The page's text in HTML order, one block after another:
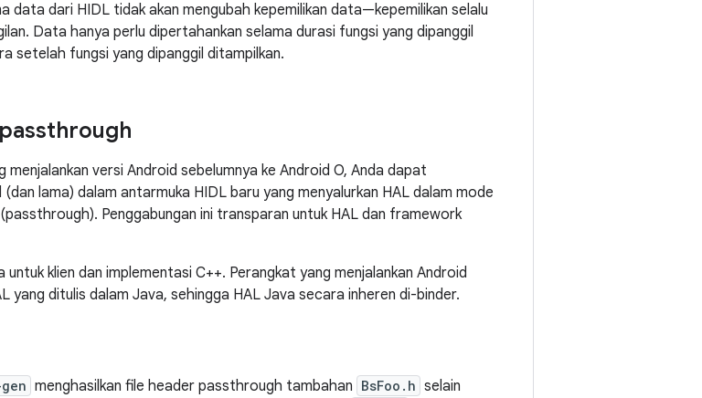
data dari HIDL tidak akan mengubah kepemilikan data—kepemilikan selalu
Data hanya perlu dipertahankan selama durasi fungsi yang dipanggil
setelah fungsi yang dipanggil ditampilkan.
versi Android sebelumnya ke Android O, Anda dapat
lama) dalam antarmuka HIDL baru yang menyalurkan HAL dalam mode
Penggabungan ini transparan untuk HAL dan framework
klien dan implementasi C++. Perangkat yang menjalankan Android
yang ditulis dalam Java, sehingga HAL Java secara inheren di-binder.
menghasilkan file header passthrough tambahan BsFoo.h selain